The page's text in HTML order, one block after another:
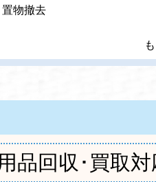
置物撤去
品回収･買取